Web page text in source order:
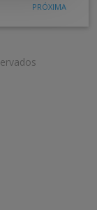
PRÓXIMA